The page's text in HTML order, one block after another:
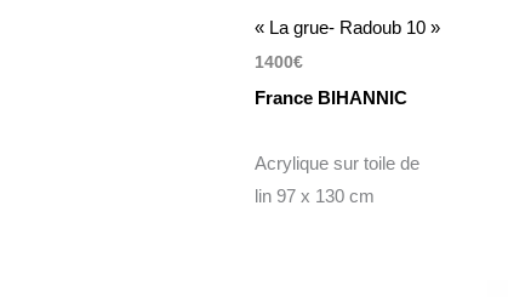
« La grue- Radoub 10 »
1400€
France BIHANNIC
Acrylique sur toile de
lin 97 x 130 cm